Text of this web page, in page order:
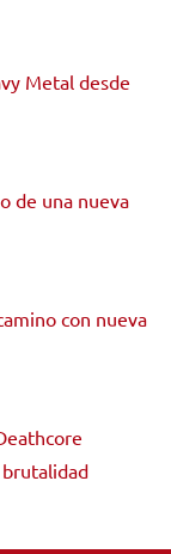
Metal desde
de una nueva
con nueva